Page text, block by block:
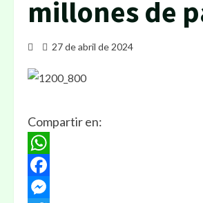
millones de
27 de abril de 2024
Compartir en:
WhatsApp
Facebook